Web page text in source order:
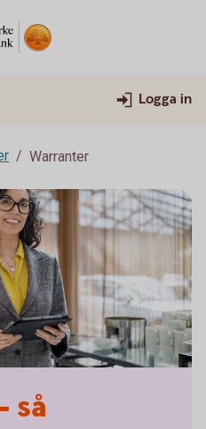
Logga in
Warranter
så